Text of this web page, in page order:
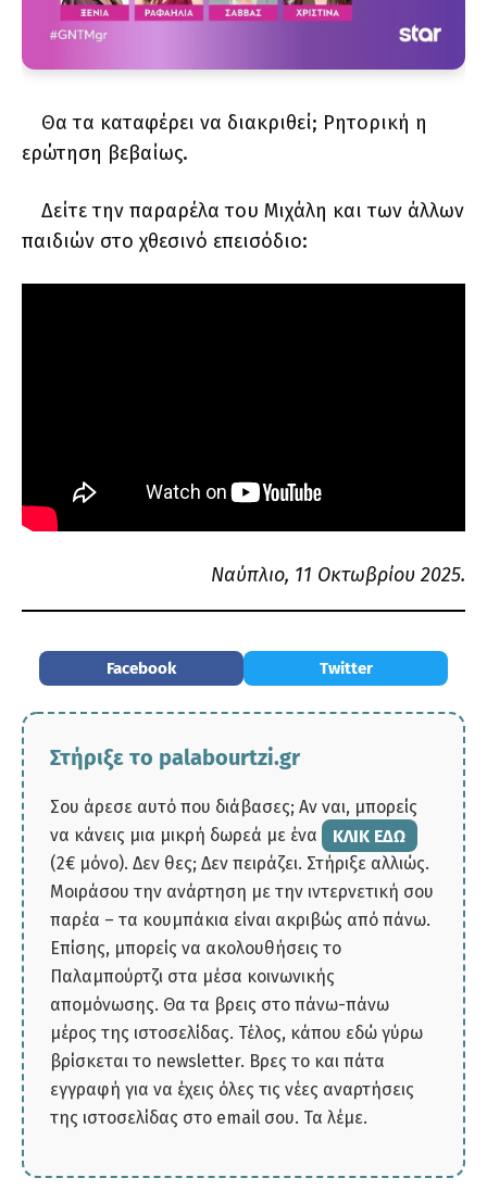
Θα τα καταφέρει να διακριθεί; Ρητορική η
ερώτηση βεβαίως.
Δείτε την παραρέλα του Μιχάλη και των άλλων
παιδιών στο χθεσινό επεισόδιο:
Ναύπλιο, 11 Οκτωβρίου 2025.
Facebook Twitter
Στήριξε το palabourtzi.gr
Σου άρεσε αυτό που διάβασες; Αν ναι, μπορείς
να κάνεις μια μικρή δωρεά με ένα
ΚΛΙΚ ΕΔΩ
(2€ μόνο). Δεν θες; Δεν πειράζει. Στήριξε αλλιώς.
Μοιράσου την ανάρτηση με την ιντερνετική σου
παρέα – τα κουμπάκια είναι ακριβώς από πάνω.
Επίσης, μπορείς να ακολουθήσεις το
Παλαμπούρτζι στα μέσα κοινωνικής
απομόνωσης. Θα τα βρεις στο πάνω-πάνω
μέρος της ιστοσελίδας. Τέλος, κάπου εδώ γύρω
βρίσκεται το newsletter. Βρες το και πάτα
εγγραφή για να έχεις όλες τις νέες αναρτήσεις
της ιστοσελίδας στο email σου. Τα λέμε.